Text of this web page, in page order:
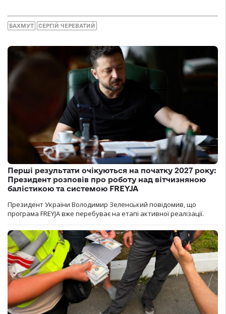
БАХМУТ СЕРГІЙ ЧЕРЕВАТИЙ
Перші результати очікуються на початку 2027 року:
Президент розповів про роботу над вітчизняною
балістикою та системою FREYJA
Президент України Володимир Зеленський повідомив, що
програма FREYJA вже перебуває на етапі активної реалізації.